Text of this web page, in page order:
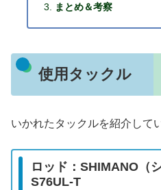
まとめ＆考察
使用タックル
いかれたタックルを紹介して
ロッド：SHIMANO（
S76UL-T